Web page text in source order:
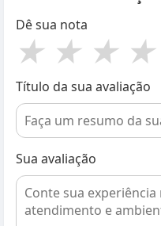
Dê sua nota
★ ★ ★ ★
Título da sua avaliação
Sua avaliação